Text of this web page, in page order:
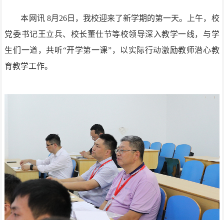
本网讯8月26日，我校迎来了新学期的第一天。上午，校
党委书记王立兵、校长董仕节等校领导深入教学一线，与学
生们一道，共听“开学第一课”，以实际行动激励教师潜心教
育教学工作。